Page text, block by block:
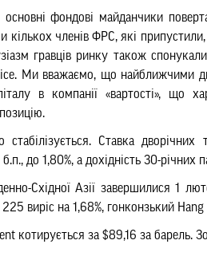
основні фондові майданчики
кількох членів ФРС, які
гравців ринку також
Ми вважаємо, що найближчими
в компанії «вартості», що
Ставка дворічних
до 1,80%, а дохідність 30-річних
Східної Азії завершилися 1
виріс на 1,68%, гонконзький
котирується за $89,16 за барель.